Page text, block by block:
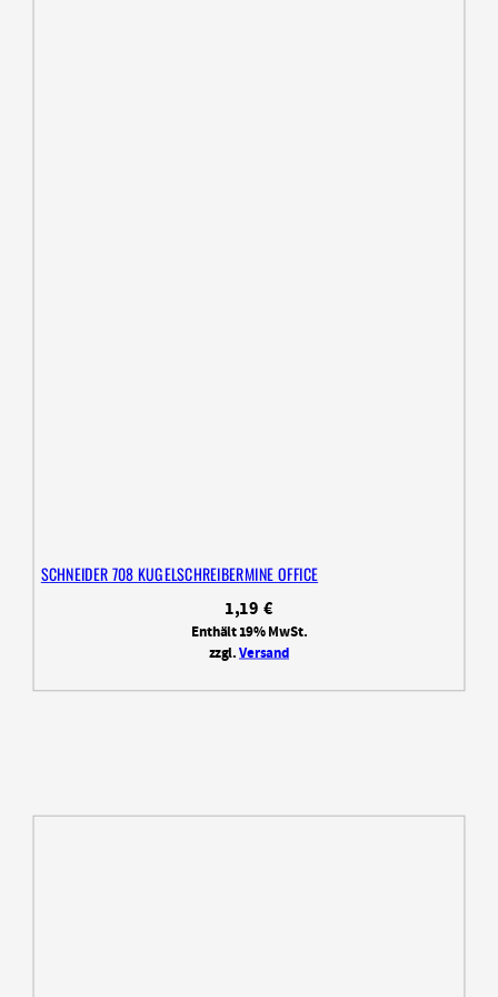
SCHNEIDER 708 KUGELSCHREIBERMINE OFFICE
1,19€
Enthält 19% MwSt.
zzgl.Versand